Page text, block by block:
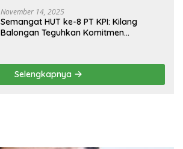
November 14, 2025
Semangat HUT ke-8 PT KPI: Kilang
Balongan Teguhkan Komitmen
Pendidikan
Selengkapnya